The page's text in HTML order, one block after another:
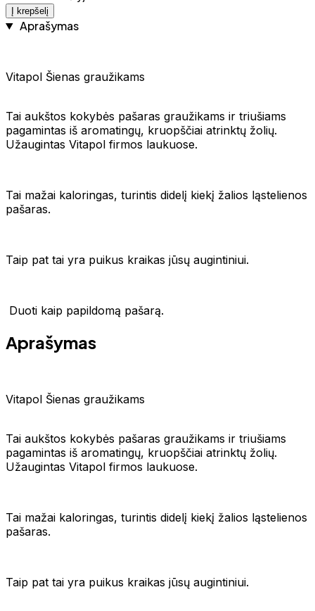
Į krepšelį
Aprašymas
Vitapol Šienas graužikams
Tai aukštos kokybės pašaras graužikams ir triušiams
pagamintas iš aromatingų, kruopščiai atrinktų žolių.
Užaugintas Vitapol firmos laukuose.
Tai mažai kaloringas, turintis didelį kiekį žalios ląstelienos
pašaras.
Taip pat tai yra puikus kraikas jūsų augintiniui.
Duoti kaip papildomą pašarą.
Aprašymas
Vitapol Šienas graužikams
Tai aukštos kokybės pašaras graužikams ir triušiams
pagamintas iš aromatingų, kruopščiai atrinktų žolių.
Užaugintas Vitapol firmos laukuose.
Tai mažai kaloringas, turintis didelį kiekį žalios ląstelienos
pašaras.
Taip pat tai yra puikus kraikas jūsų augintiniui.